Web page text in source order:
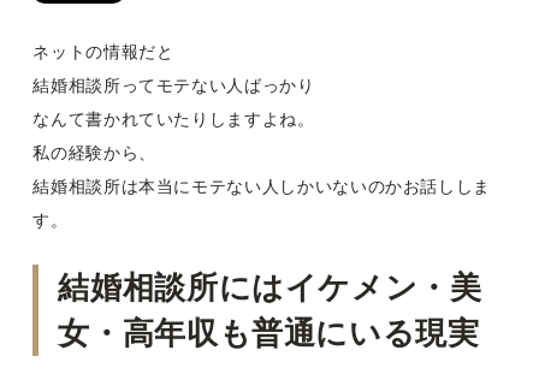
ネットの情報だと
結婚相談所ってモテない人ばっかり
なんて書かれていたりしますよね。
私の経験から、
結婚相談所は本当にモテない人しかいないのかお話ししま
す。
結婚相談所にはイケメン・美
女・高年収も普通にいる現実